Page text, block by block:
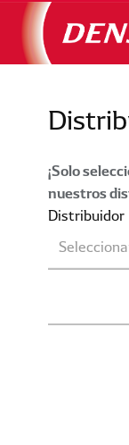
¡Solo
nuestros
Distribuidor